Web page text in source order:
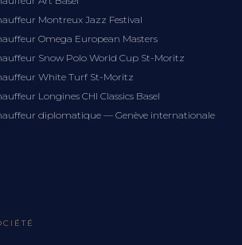
Montreux Jazz Festival
Omega European Masters
Snow Polo World Cup St-Moritz
White Turf St-Moritz
Longines CHI Classics Basel
diplomatique — Genève internationale